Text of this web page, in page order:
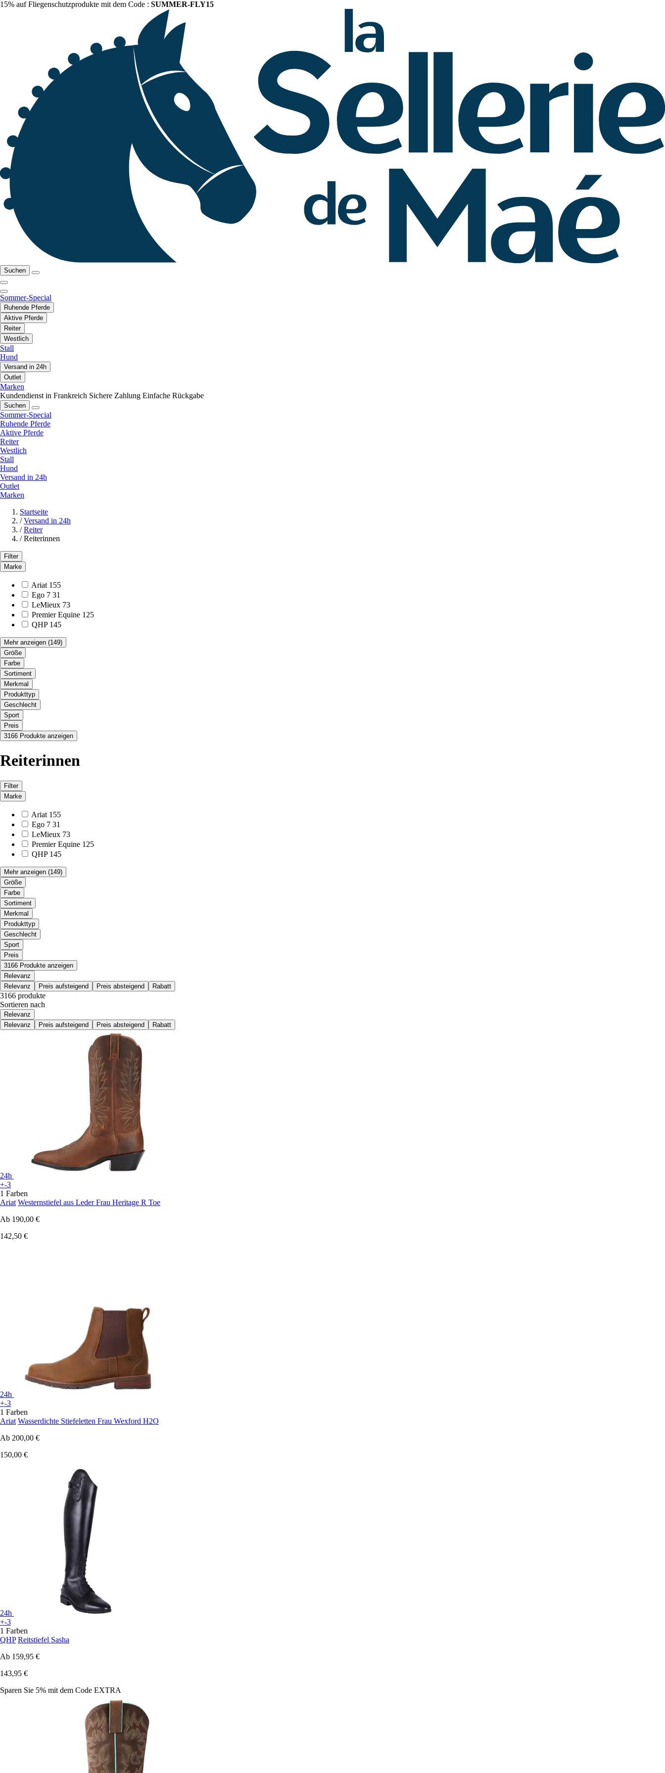
15% auf Fliegenschutzprodukte mit dem Code : SUMMER-FLY15
Suchen
Sommer-Special
Ruhende Pferde
Aktive Pferde
Reiter
Westlich
Stall
Hund
Versand in 24h
Outlet
Marken
Kundendienst in Frankreich Sichere Zahlung Einfache Rückgabe
Suchen
Sommer-Special
Ruhende Pferde
Aktive Pferde
Reiter
Westlich
Stall
Hund
Versand in 24h
Outlet
Marken
Startseite
/ Versand in 24h
/ Reiter
/ Reiterinnen
Filter
Marke
Ariat 155
Ego 7 31
LeMieux 73
Premier Equine 125
QHP 145
Mehr anzeigen (149)
Größe
Farbe
Sortiment
Merkmal
Produkttyp
Geschlecht
Sport
Preis
3166 Produkte anzeigen
Reiterinnen
Filter
Marke
Ariat 155
Ego 7 31
LeMieux 73
Premier Equine 125
QHP 145
Mehr anzeigen (149)
Größe
Farbe
Sortiment
Merkmal
Produkttyp
Geschlecht
Sport
Preis
3166 Produkte anzeigen
Relevanz
Relevanz
Preis aufsteigend Preis absteigend Rabatt
3166 produkte
Sortieren nach
Relevanz
Relevanz
Preis aufsteigend Preis absteigend Rabatt
24h
+-3
1 Farben
Ariat Westernstiefel aus Leder Frau Heritage R Toe
Ab 190,00 €
142,50 €
24h
+-3
1 Farben
Ariat Wasserdichte Stiefeletten Frau Wexford H2O
Ab 200,00 €
150,00 €
24h
+-3
1 Farben
QHP Reitstiefel Sasha
Ab 159,95 €
143,95 €
Sparen Sie 5% mit dem Code EXTRA